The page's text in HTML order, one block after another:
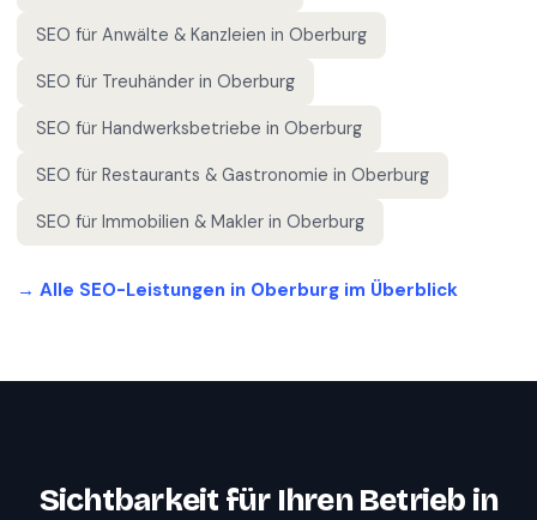
SEO für Anwälte & Kanzleien in Oberburg
SEO für Treuhänder in Oberburg
SEO für Handwerksbetriebe in Oberburg
SEO für Restaurants & Gastronomie in Oberburg
SEO für Immobilien & Makler in Oberburg
→ Alle SEO-Leistungen in Oberburg im Überblick
Sichtbarkeit für Ihren Betrieb in